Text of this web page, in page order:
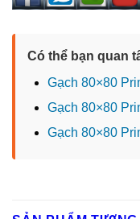
Có thể bạn quan
Gạch 80×80
Gạch 80×80
Gạch 80×80